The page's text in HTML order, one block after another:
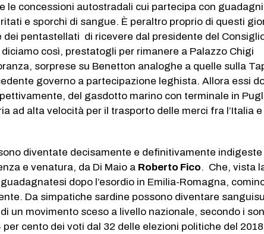
le concessioni autostradali cui partecipa con guadagni
e sporchi di sangue. È peraltro proprio di questi
dei pentastellati di ricevere dal presidente del
così, prestatogli per rimanere a Palazzo Chigi
sorprese su Benetton analoghe a quelle sulla
governo a partecipazione leghista. Allora essi
del gasdotto marino con terminale in
ad alta velocità per il trasporto delle merci fra l’Italia e
diventate decisamente e definitivamente indigeste
e venatura, da Di Maio a Roberto Fico. Che, vista
dopo l’esordio in Emilia-Romagna,
Da simpatiche sardine possono diventare
un movimento sceso a livello nazionale, secondo i
cento dei voti dal 32 delle elezioni politiche del